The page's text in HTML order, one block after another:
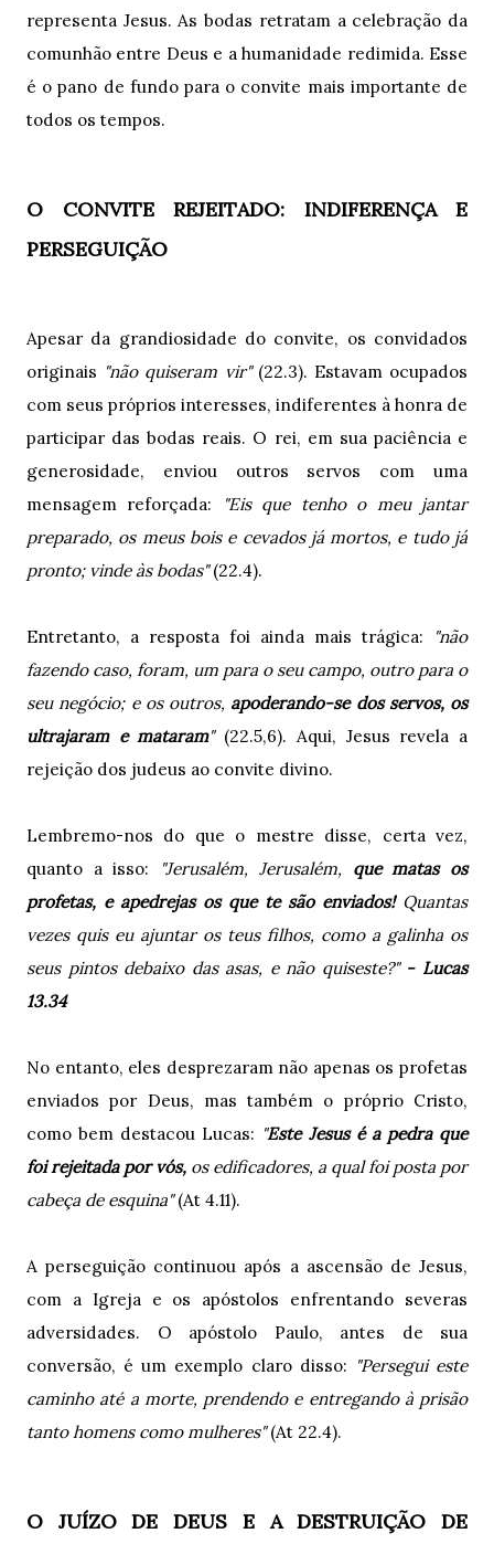
representa Jesus. As bodas retratam a celebração da
comunhão entre Deus e a humanidade redimida. Esse
é o pano de fundo para o convite mais importante de
todos os tempos.
O CONVITE REJEITADO: INDIFERENÇA E
PERSEGUIÇÃO
Apesar da grandiosidade do convite, os convidados
originais "não quiseram vir"(22.3). Estavam ocupados
com seus próprios interesses, indiferentes à honra de
participar das bodas reais. O rei, em sua paciência e
generosidade, enviou outros servos com uma
mensagem reforçada:
"Eis que tenho o meu jantar
preparado, os meus bois e cevados já mortos, e tudo já
pronto; vinde às bodas"(22.4).
Entretanto, a resposta foi ainda mais trágica:
"não
fazendo caso, foram, um para o seu campo, outro para o
seu negócio; e os outros,apoderando-se dos servos, os
ultrajaram e mataram"(22.5,6). Aqui, Jesus revela a
rejeição dos judeus ao convite divino.
Lembremo-nos do que o mestre disse, certa vez,
quanto a isso:
"Jerusalém, Jerusalém, que matas os
profetas, e apedrejas os que te são enviados!Quantas
vezes quis eu ajuntar os teus filhos, como a galinha os
seus pintos debaixo das asas, e não quiseste?" - Lucas
13.34
No entanto, eles desprezaram não apenas os profetas
enviados por Deus, mas também o próprio Cristo,
como bem destacou Lucas: "Este Jesus é a pedra que
foi rejeitada por vós, os edificadores, a qual foi posta por
cabeça de esquina"(At 4.11).
A perseguição continuou após a ascensão de Jesus,
com a Igreja e os apóstolos enfrentando severas
adversidades. O apóstolo Paulo, antes de sua
conversão, é um exemplo claro disso: "Persegui este
caminho até a morte, prendendo e entregando à prisão
tanto homens como mulheres"(At 22.4).
O JUÍZO DE DEUS E A DESTRUIÇÃO DE